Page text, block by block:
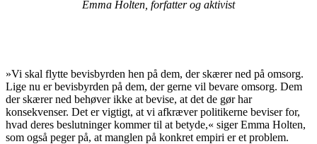
Emma Holten, forfatter og aktivist
»Vi skal flytte bevisbyrden hen på dem, der skærer ned på omsorg.
Lige nu er bevisbyrden på dem, der gerne vil bevare omsorg. Dem
der skærer ned behøver ikke at bevise, at det de gør har
konsekvenser. Det er vigtigt, at vi afkræver politikerne beviser for,
hvad deres beslutninger kommer til at betyde,« siger Emma Holten,
som også peger på, at manglen på konkret empiri er et problem.